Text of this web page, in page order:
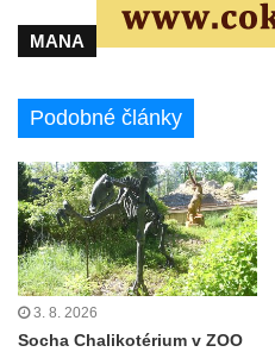
MANA
Podobné články
3. 8. 2026
Socha Chalikotérium v ZOO